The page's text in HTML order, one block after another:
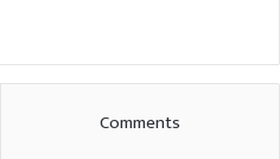
Comments